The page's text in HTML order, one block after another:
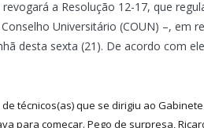
a Resolução 12-17, que
Universitário (COUN) –, em
desta sexta (21). De acordo com
técnicos(as) que se dirigiu ao
para começar. Pego de surpresa,